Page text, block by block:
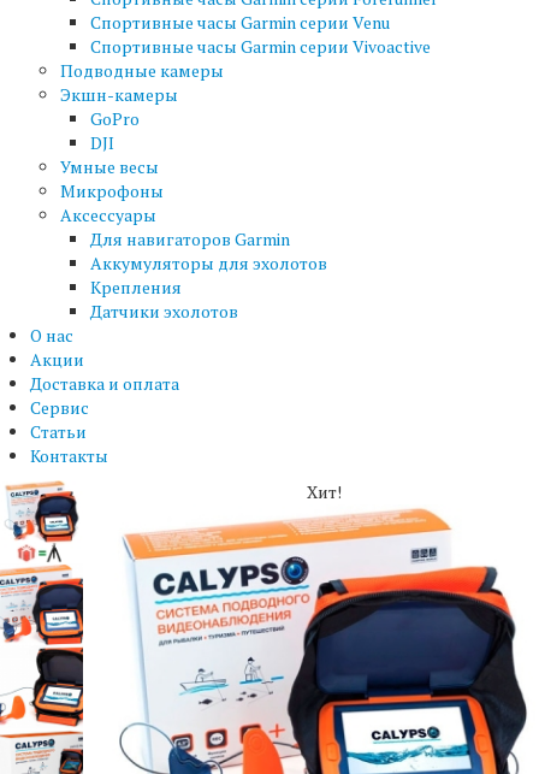
Спортивные часы Garmin серии Venu
Спортивные часы Garmin серии Vivoactive
Подводные камеры
Экшн-камеры
GoPro
DJI
Умные весы
Микрофоны
Аксессуары
Для навигаторов Garmin
Аккумуляторы для эхолотов
Крепления
Датчики эхолотов
О нас
Акции
Доставка и оплата
Сервис
Статьи
Контакты
Хит!